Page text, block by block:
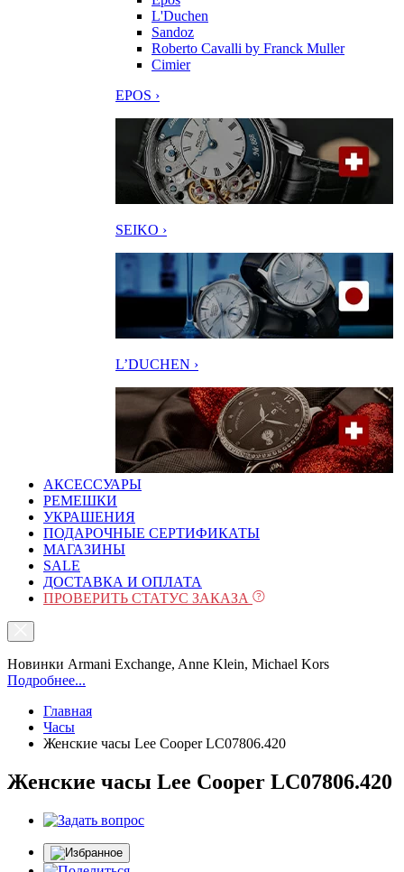
L'Duchen
Sandoz
Roberto Cavalli by Franck Muller
Cimier
EPOS ›
SEIKO ›
L’DUCHEN ›
АКСЕССУАРЫ
РЕМЕШКИ
УКРАШЕНИЯ
ПОДАРОЧНЫЕ СЕРТИФИКАТЫ
МАГАЗИНЫ
SALE
ДОСТАВКА И ОПЛАТА
ПРОВЕРИТЬ СТАТУС ЗАКАЗА
Новинки Armani Exchange, Anne Klein, Michael Kors
Подробнее...
Главная
Часы
Женские часы Lee Cooper LC07806.420
Женские часы Lee Cooper LC07806.420